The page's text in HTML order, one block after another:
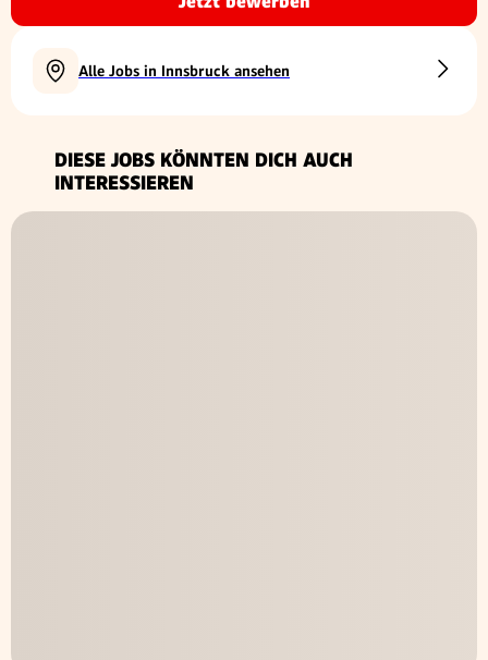
Alle Jobs in Innsbruck ansehen
DIESE JOBS KÖNNTEN DICH AUCH
INTERESSIEREN